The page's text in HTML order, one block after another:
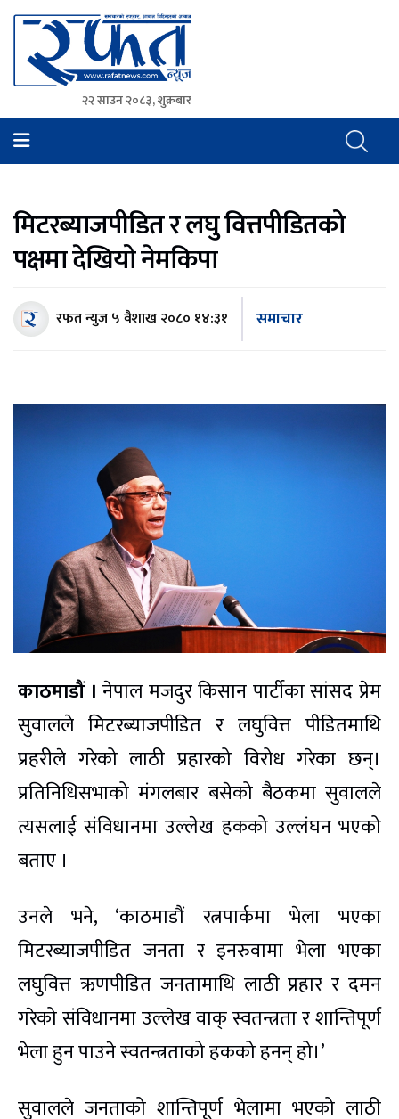
Rafat News
समाचारको रफ्तार, आवाज बिहिनहरुको आवाज
२२ साउन २०८३, शुक्रबार
मिटरब्याजपीडित र लघु वित्तपीडितको
पक्षमा देखियो नेमकिपा
रफत न्युज५ वैशाख २०८० १४:३१ समाचार
काठमाडौं । नेपाल मजदुर किसान पार्टीका सांसद प्रेम
सुवालले मिटरब्याजपीडित र लघुवित्त पीडितमाथि
प्रहरीले गरेको लाठी प्रहारको विरोध गरेका छन्।
प्रतिनिधिसभाको मंगलबार बसेको बैठकमा सुवालले
त्यसलाई संविधानमा उल्लेख हकको उल्लंघन भएको
बताए ।
उनले भने, ‘काठमाडौं रत्नपार्कमा भेला भएका
मिटरब्याजपीडित जनता र इनरुवामा भेला भएका
लघुवित्त ऋणपीडित जनतामाथि लाठी प्रहार र दमन
गरेको संविधानमा उल्लेख वाक् स्वतन्त्रता र शान्तिपूर्ण
भेला हुन पाउने स्वतन्त्रताको हकको हनन् हो।’
सुवालले जनताको शान्तिपूर्ण भेलामा भएको लाठी